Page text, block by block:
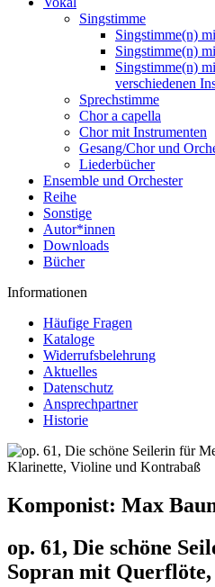
Singstimme
Singstimme(n)
Singstimme(n)
Singstimme(n)
verschiedenen
Sprechstimme
Chor a capella
Chor mit Instrumenten
Gesang/Chor und
Liederbücher
Ensemble und Orchester
Reihe
Sonstige
Autor*innen
Downloads
Bücher
Informationen
Häufige Fragen
Kataloge
Widerrufsbelehrung
Aktuelles
Datenschutz
Ansprechpartner
Historie
Komponist: Max
op. 61, Die schöne
Sopran mit